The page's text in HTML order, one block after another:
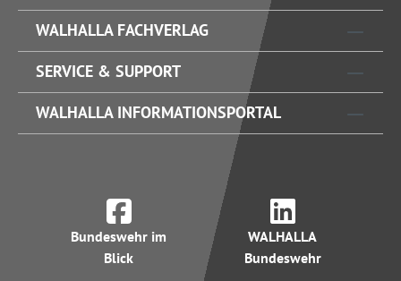
WALHALLA FACHVERLAG
SERVICE & SUPPORT
WALHALLA INFORMATIONSPORTAL
Bundeswehr im
Blick
WALHALLA
Bundeswehr